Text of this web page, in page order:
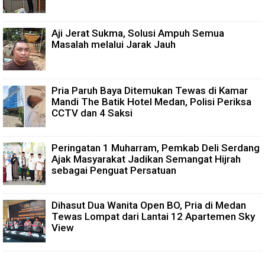
Aji Jerat Sukma, Solusi Ampuh Semua
Masalah melalui Jarak Jauh
Pria Paruh Baya Ditemukan Tewas di Kamar
Mandi The Batik Hotel Medan, Polisi Periksa
CCTV dan 4 Saksi
Peringatan 1 Muharram, Pemkab Deli Serdang
Ajak Masyarakat Jadikan Semangat Hijrah
sebagai Penguat Persatuan
Dihasut Dua Wanita Open BO, Pria di Medan
Tewas Lompat dari Lantai 12 Apartemen Sky
View